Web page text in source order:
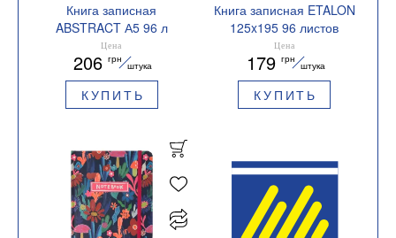
Книга записная
ABSTRACT А5 96 л
клетка офсет крем
BM.255115
Цена
206 грн
штука
КУПИТЬ
Книга записная ETALON
125x195 96 листов
точка BUROMAX
BM.291360
Цена
179 грн
штука
КУПИТЬ